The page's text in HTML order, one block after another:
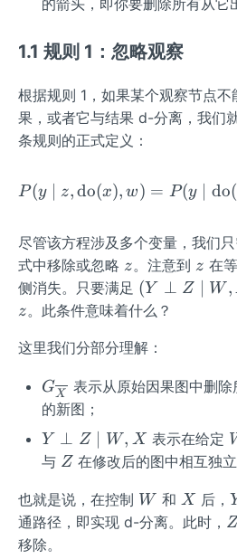
1.1 规则 1：忽略观察
根据规则 1，如果某个观察节点
果，或者它与结果 d-分离，我们
条规则的正式定义：
P(y
P(y ∣ z,do(x), w) = P(y ∣ do(
尽管该方程涉及多个变量，我们
式中移除或忽略 z
z。注意到 z
z 在
侧消失。只要满足 (Y \p
erp Z
W, X)
{\ove
{X}}}
(Y ⊥ Z W ,
z
z。此条件意味着什么？
这里我们分部分理解：
G_
{\ov
{X}}
G X 表示从原始因果图中删除
的新图；
Y
\p
Z
\m
id
Y ⊥ Z ∣ W, X 表示在给定
与 Z
Z在修改后的图中相互独立
也就是说，在控制 W
W 和 X
X 后，
通路径，即实现 d-分离。此时， Z
Z
移除。